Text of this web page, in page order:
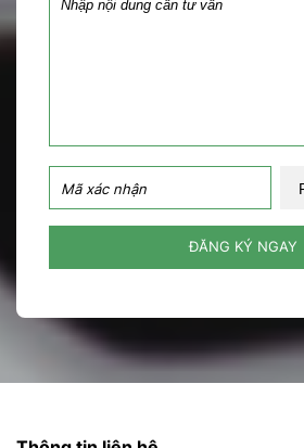
ĐĂNG KÝ NGAY